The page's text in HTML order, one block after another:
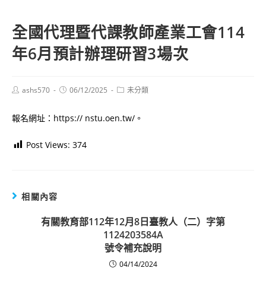
全國代理暨代課教師產業工會114
年6月預計辦理研習3場次
Postashs570
Post06/12/2025
Post未分類
報名網址：https:// nstu.oen.tw/。
Post Views: 374
相關內容
有關教育部112年12月8日臺教人（二）字第
1124203584A
號令補充說明
04/14/2024